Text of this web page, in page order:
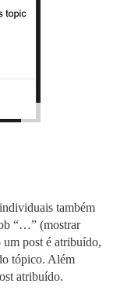
também
“…” (mostrar
um post é atribuído,
tópico. Além
atribuído.